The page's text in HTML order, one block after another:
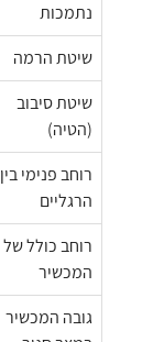
נתמכות
שיטת הרמה
שיטת סיבוב
(הטיה)
רוחב פנימי בין
הרגליים
רוחב כולל של
המכשיר
גובה המכשיר